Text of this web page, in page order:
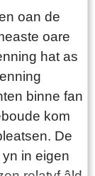
tsjerke
de
hinne
om de
it
wol
(in state is
adellik)
oan de
oare
hat as
binne fan
kom
De
in eigen